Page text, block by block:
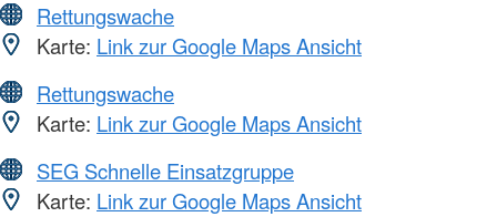
Rettungswache
Karte: Link zur Google Maps Ansicht
Rettungswache
Karte: Link zur Google Maps Ansicht
SEG Schnelle Einsatzgruppe
Karte: Link zur Google Maps Ansicht